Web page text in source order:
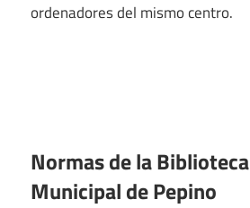
ordenadores del mismo centro.
Normas de la
Municipal de Pepino